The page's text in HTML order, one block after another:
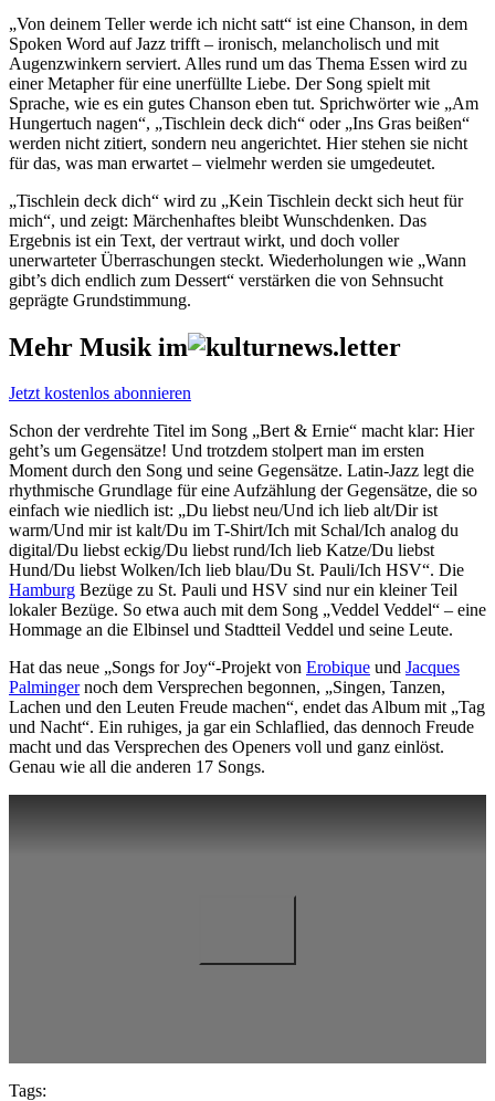
„Von deinem Teller werde ich nicht satt“ ist eine Chanson, in dem
Spoken Word auf Jazz trifft – ironisch, melancholisch und mit
Augenzwinkern serviert. Alles rund um das Thema Essen wird zu
einer Metapher für eine unerfüllte Liebe. Der Song spielt mit
Sprache, wie es ein gutes Chanson eben tut. Sprichwörter wie „Am
Hungertuch nagen“, „Tischlein deck dich“ oder „Ins Gras beißen“
werden nicht zitiert, sondern neu angerichtet. Hier stehen sie nicht
für das, was man erwartet – vielmehr werden sie umgedeutet.
„Tischlein deck dich“ wird zu „Kein Tischlein deckt sich heut für
mich“, und zeigt: Märchenhaftes bleibt Wunschdenken. Das
Ergebnis ist ein Text, der vertraut wirkt, und doch voller
unerwarteter Überraschungen steckt. Wiederholungen wie „Wann
gibt’s dich endlich zum Dessert“ verstärken die von Sehnsucht
geprägte Grundstimmung.
Mehr Musik im
Jetzt kostenlos abonnieren
Schon der verdrehte Titel im Song „Bert & Ernie“ macht klar: Hier
geht’s um Gegensätze! Und trotzdem stolpert man im ersten
Moment durch den Song und seine Gegensätze. Latin-Jazz legt die
rhythmische Grundlage für eine Aufzählung der Gegensätze, die so
einfach wie niedlich ist: „Du liebst neu/Und ich lieb alt/Dir ist
warm/Und mir ist kalt/Du im T-Shirt/Ich mit Schal/Ich analog du
digital/Du liebst eckig/Du liebst rund/Ich lieb Katze/Du liebst
Hund/Du liebst Wolken/Ich lieb blau/Du St. Pauli/Ich HSV“. Die
Hamburg Bezüge zu St. Pauli und HSV sind nur ein kleiner Teil
lokaler Bezüge. So etwa auch mit dem Song „Veddel Veddel“ – eine
Hommage an die Elbinsel und Stadtteil Veddel und seine Leute.
Hat das neue „Songs for Joy“-Projekt von Erobique und Jacques
Palmingernoch dem Versprechen begonnen, „Singen, Tanzen,
Lachen und den Leuten Freude machen“, endet das Album mit „Tag
und Nacht“. Ein ruhiges, ja gar ein Schlaflied, das dennoch Freude
macht und das Versprechen des Openers voll und ganz einlöst.
Genau wie all die anderen 17 Songs.
Tags: